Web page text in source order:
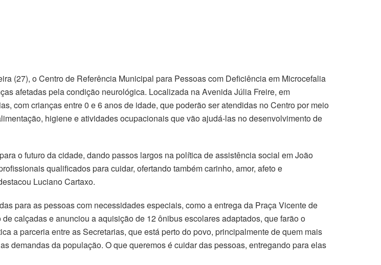
(27), o Centro de Referência Municipal para Pessoas com Deficiência em Microcefalia
afetadas pela condição neurológica. Localizada na Avenida Júlia Freire, em
com crianças entre 0 e 6 anos de idade, que poderão ser atendidas no Centro por meio
higiene e atividades ocupacionais que vão ajudá-las no desenvolvimento de
o futuro da cidade, dando passos largos na política de assistência social em João
qualificados para cuidar, ofertando também carinho, amor, afeto e
Luciano Cartaxo.
para as pessoas com necessidades especiais, como a entrega da Praça Vicente de
calçadas e anunciou a aquisição de 12 ônibus escolares adaptados, que farão o
a parceria entre as Secretarias, que está perto do povo, principalmente de quem mais
demandas da população. O que queremos é cuidar das pessoas, entregando para elas